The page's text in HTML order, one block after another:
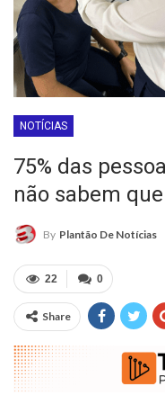
NOTÍCIAS
75% das
não sabem
By Plantão De Notícias
0
22
Share